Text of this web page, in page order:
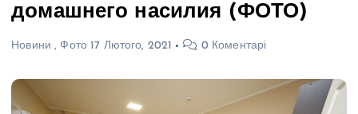
домашнего насилия (ФОТО)
Новини , Фото 17 Лютого, 2021 0 Коментарі